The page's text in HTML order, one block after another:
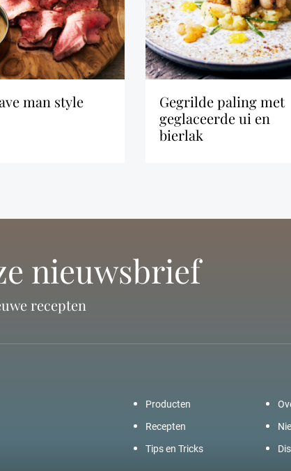
man style
gegrilde paling met
geglaceerde ui en
bierlak
nieuwsbrief
recepten
Producten
Recepten
Tips en Tricks